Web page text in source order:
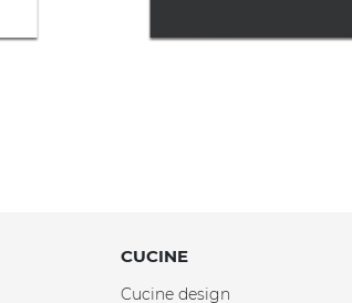
CUCINE
Cucine design